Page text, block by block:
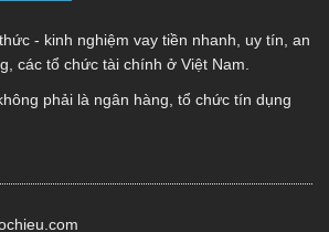
- kinh nghiệm vay tiền nhanh, uy tín, an
các tổ chức tài chính ở Việt Nam.
phải là ngân hàng, tổ chức tín dụng